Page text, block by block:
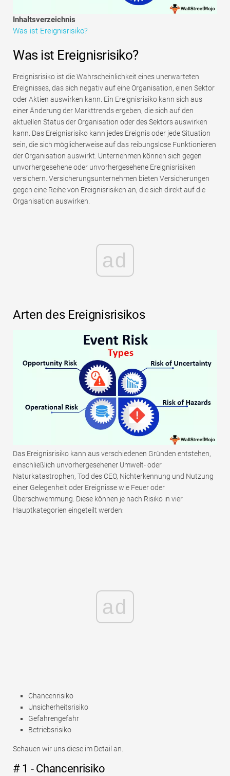
Vollständige Form
Risikomanagement-Tutorials
Inhaltsverzeichnis
Was ist Ereignisrisiko?
Was ist Ereignisrisiko?
Ereignisrisiko ist die Wahrscheinlichkeit eines unerwarteten
Ereignisses, das sich negativ auf eine Organisation, einen Sektor
oder Aktien auswirken kann. Ein Ereignisrisiko kann sich aus
einer Änderung der Markttrends ergeben, die sich auf den
aktuellen Status der Organisation oder des Sektors auswirken
kann. Das Ereignisrisiko kann jedes Ereignis oder jede Situation
sein, die sich möglicherweise auf das reibungslose Funktionieren
der Organisation auswirkt. Unternehmen können sich gegen
unvorhergesehene oder unvorhergesehene Ereignisrisiken
versichern. Versicherungsunternehmen bieten Versicherungen
gegen eine Reihe von Ereignisrisiken an, die sich direkt auf die
Organisation auswirken.
ad
Arten des Ereignisrisikos
Das Ereignisrisiko kann aus verschiedenen Gründen entstehen,
einschließlich unvorhergesehener Umwelt- oder
Naturkatastrophen, Tod des CEO, Nichterkennung und Nutzung
einer Gelegenheit oder Ereignisse wie Feuer oder
Überschwemmung. Diese können je nach Risiko in vier
Hauptkategorien eingeteilt werden:
ad
Chancenrisiko
Unsicherheitsrisiko
Gefahrengefahr
Betriebsrisiko
Schauen wir uns diese im Detail an.
# 1 - Chancenrisiko